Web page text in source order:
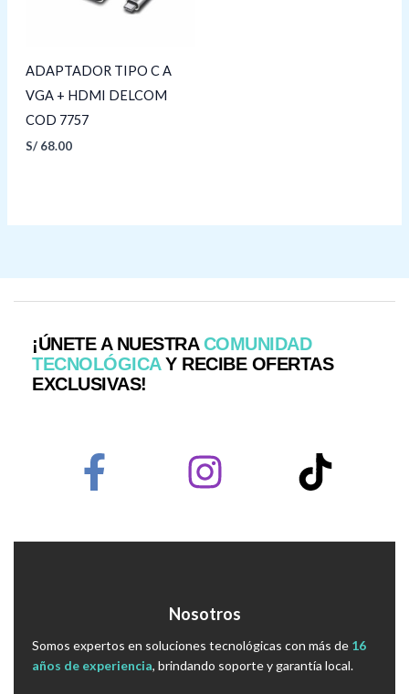
ADAPTADOR TIPO C A
VGA + HDMI DELCOM
COD 7757
S/68.00
¡ÚNETE A NUESTRACOMUNIDAD
TECNOLÓGICAY RECIBE OFERTAS
EXCLUSIVAS!
Nosotros
Somos expertos en soluciones tecnológicas con más de 16
años de experiencia, brindando soporte y garantía local.